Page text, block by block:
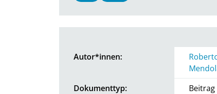
Autor*innen:
Dokumenttyp: